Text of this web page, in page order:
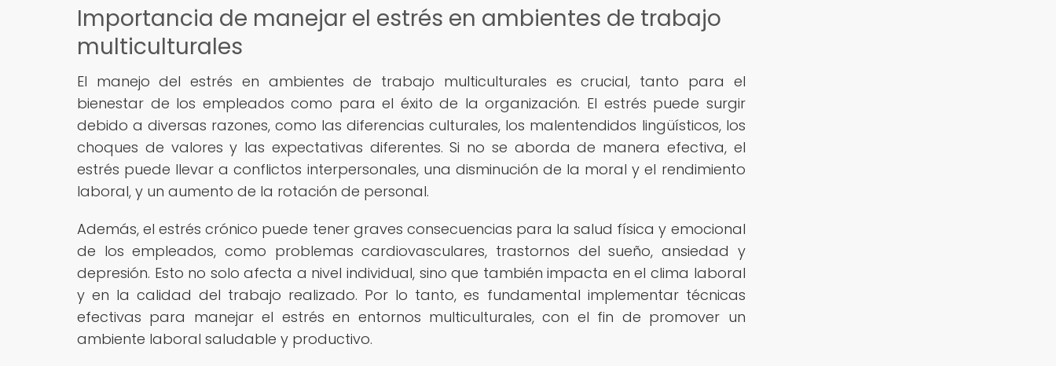
Importancia de manejar el estrés en ambientes de trabajo
multiculturales
El manejo del estrés en ambientes de trabajo multiculturales es crucial, tanto para el
bienestar de los empleados como para el éxito de la organización. El estrés puede surgir
debido a diversas razones, como las diferencias culturales, los malentendidos lingüísticos, los
choques de valores y las expectativas diferentes. Si no se aborda de manera efectiva, el
estrés puede llevar a conflictos interpersonales, una disminución de la moral y el rendimiento
laboral, y un aumento de la rotación de personal.
Además, el estrés crónico puede tener graves consecuencias para la salud física y emocional
de los empleados, como problemas cardiovasculares, trastornos del sueño, ansiedad y
depresión. Esto no solo afecta a nivel individual, sino que también impacta en el clima laboral
y en la calidad del trabajo realizado. Por lo tanto, es fundamental implementar técnicas
efectivas para manejar el estrés en entornos multiculturales, con el fin de promover un
ambiente laboral saludable y productivo.